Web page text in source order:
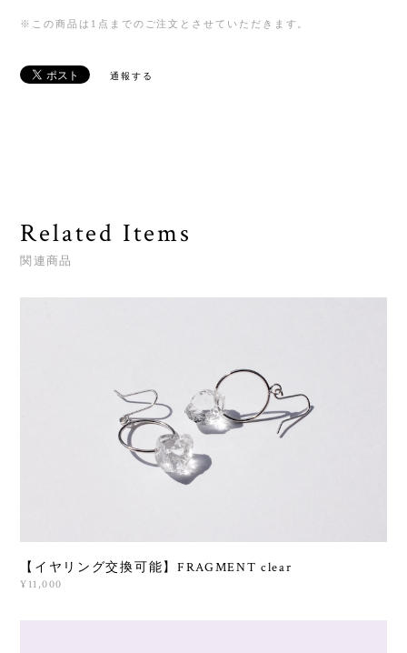
※この商品は1点までのご注文とさせていただきます。
通報する
Related Items
関連商品
【イヤリング交換可能】FRAGMENT clear
¥11,000